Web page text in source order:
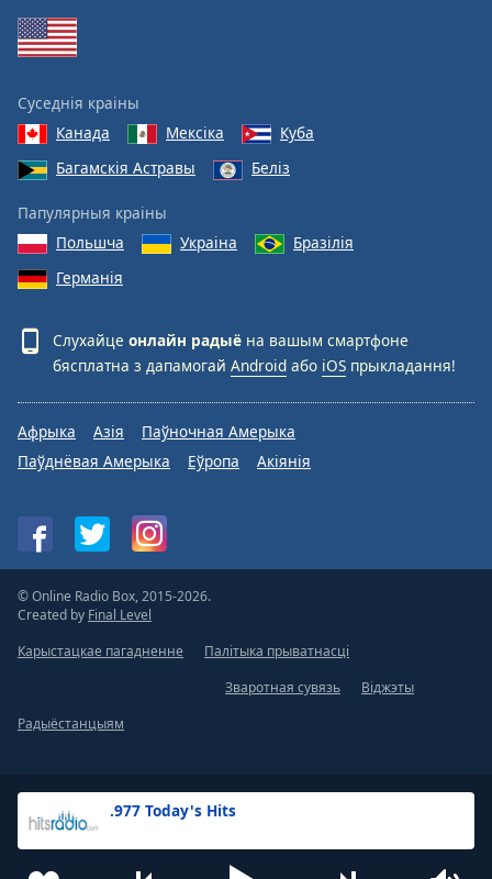
.977 Today's Hits
Суседнія краіны
Канада
Мексіка
Куба
Багамскія Астравы
Беліз
Папулярныя краіны
Польшча
Украіна
Бразілія
Германія
Слухайце онлайн радыё на вашым смартфоне
бясплатна з дапамогай Android або iOS прыкладання!
Афрыка Азія
Паўночная Амерыка
Паўднёвая Амерыка
Еўропа Акіянія
© Online Radio Box, 2015-2026.
Created by Final Level
Карыстацкае пагадненне
Палітыка прыватнасці
Зваротная сувязь
Віджэты
Радыёстанцыям